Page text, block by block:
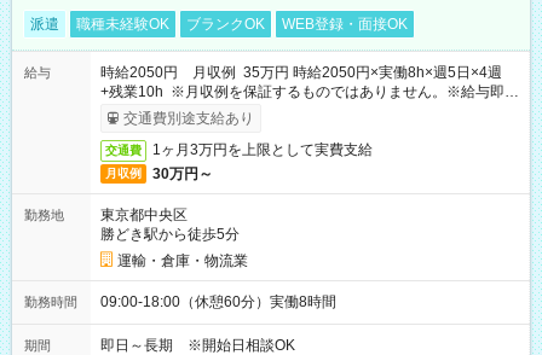
派遣 職種未経験OK ブランクOK WEB登録・面接OK
給与
時給2050円 月収例 35万円 時給2050円×実働8h×週5日×4週
+残業10h ※月収例を保証するものではありません。※給与即受
取りサービス利用可（利用条件有）
交通費別途支給あり
交通費 1ヶ月3万円を上限として実費支給
月収例 30万円～
勤務地
東京都中央区
勝どき駅から徒歩5分
運輸・倉庫・物流業
勤務時間 09:00-18:00（休憩60分）実働8時間
期間 即日～長期 ※開始日相談OK